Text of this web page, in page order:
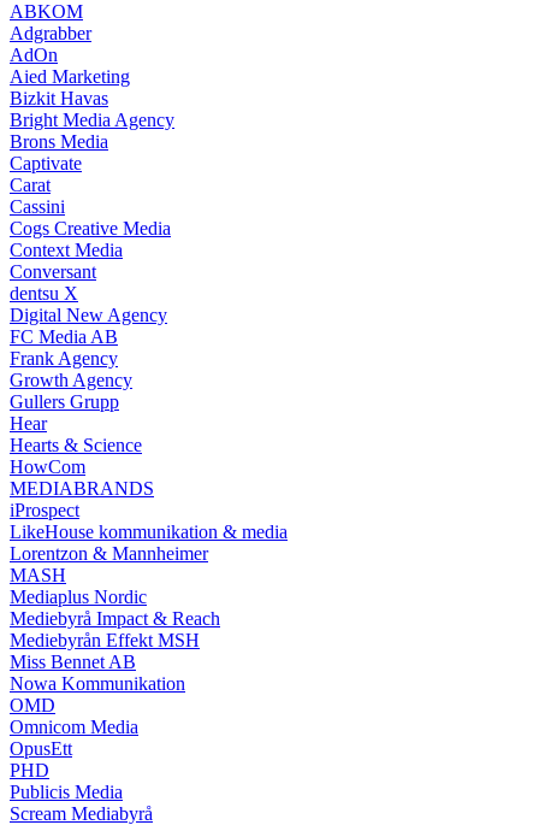
ABKOM
Adgrabber
AdOn
Aied Marketing
Bizkit Havas
Bright Media Agency
Brons Media
Captivate
Carat
Cassini
Cogs Creative Media
Context Media
Conversant
dentsu X
Digital New Agency
FC Media AB
Frank Agency
Growth Agency
Gullers Grupp
Hear
Hearts & Science
HowCom
MEDIABRANDS
iProspect
LikeHouse kommunikation & media
Lorentzon & Mannheimer
MASH
Mediaplus Nordic
Mediebyrå Impact & Reach
Mediebyrån Effekt MSH
Miss Bennet AB
Nowa Kommunikation
OMD
Omnicom Media
OpusEtt
PHD
Publicis Media
Scream Mediabyrå